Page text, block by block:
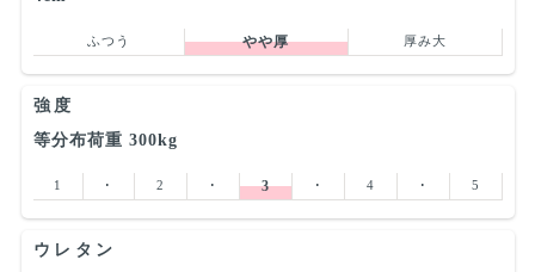
ふつう やや厚 厚み大
強度
等分布荷重 300kg
1 ･ 2 ･ 3 ･ 4 ･ 5
ウレタン